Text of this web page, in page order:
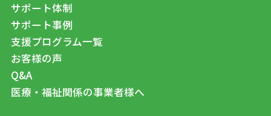
サポート体制
サポート事例
支援プログラム一覧
お客様の声
Q&A
医療・福祉関係の事業者様へ